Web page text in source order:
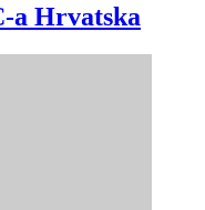
a Hrvatska